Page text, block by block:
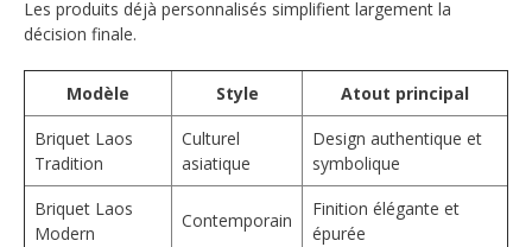
Les produits déjà personnalisés simplifient largement la
décision finale.
Modèle Style
Atout principal
Briquet Laos
Tradition
Culturel
asiatique
Design authentique et
symbolique
Briquet Laos
Modern
Contemporain
Finition élégante et
épurée